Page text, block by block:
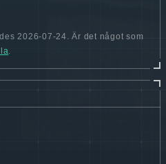
2026-07-24. Är det något som
.